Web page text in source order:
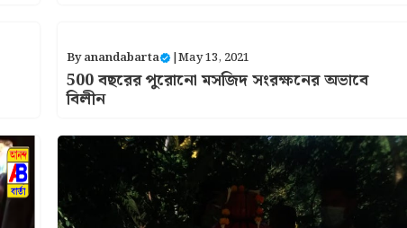
Byanandabarta |May 13, 2021
500 বছরের পুরোনো মসজিদ সংরক্ষনের অভাবে
বিলীন